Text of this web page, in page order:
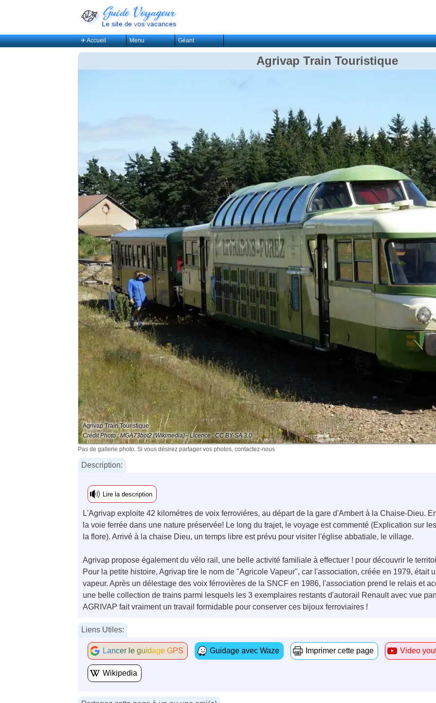
✈ Accueil Menu Géant
Agrivap Train Touristique
Agrivap Train Touristique
Crédit Photo : MGA73bot2 (Wikimedia) - Licence : CC BY-SA 3.0
Pas de gallerie photo. Si vous désirez partager vos photos, contactez-nous
Description:
Lire la description
L'Agrivap exploite 42 kilométres de voix ferroviéres, au départ de la gare d'Ambert à la Chaise-Dieu.
la voie ferrée dans une nature préservée! Le long du trajet, le voyage est commenté (Explication sur
la flore). Arrivé à la chaise Dieu, un temps libre est prévu pour visiter l'église abbatiale, le village.
Agrivap propose également du vélo rail, une belle activité familiale à effectuer ! pour découvrir le
Pour la petite histoire, Agrivap tire le nom de "Agricole Vapeur", car l'association, créée en 1979, était
vapeur. Après un délestage des voix férrovières de la SNCF en 1986, l'association prend le relais et
une belle collection de trains parmi lesquels les 3 exemplaires restants d'autorail Renault avec vue
AGRIVAP fait vraiment un travail formidable pour conserver ces bijoux ferroviaires !
Liens Utiles:
Lancer le guidage GPS Guidage avec Waze Imprimer cette page Video
Wikipedia